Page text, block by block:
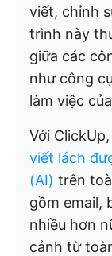
viết, chỉnh
trình này
giữa các
như công
làm việc
Với
viết lách
(AI) trên
gồm email,
nhiều hơn
cảnh từ